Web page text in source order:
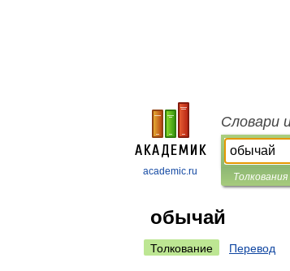
academic.ru
Словари
Толкования
обычай
Толкование Перевод